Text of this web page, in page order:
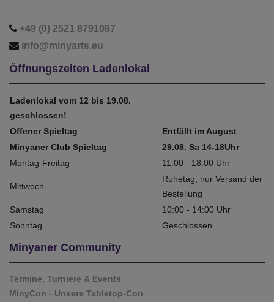
+49 (0) 2521 8791087
info@minyarts.eu
Öffnungszeiten Ladenlokal
Ladenlokal vom 12 bis 19.08.
geschlossen!
Offener Spieltag
Entfällt im August
Minyaner Club Spieltag
29.08. Sa 14-18Uhr
Montag-Freitag
11:00 - 18:00 Uhr
Mittwoch
Ruhetag, nur Versand der
Bestellung
Samstag
10:00 - 14:00 Uhr
Sonntag
Geschlossen
Minyaner Community
Termine, Turniere & Events
MinyCon - Unsere Tabletop-Con